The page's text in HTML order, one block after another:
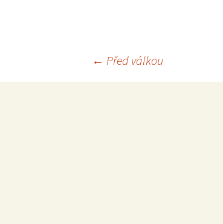
Navigace
← Před válkou